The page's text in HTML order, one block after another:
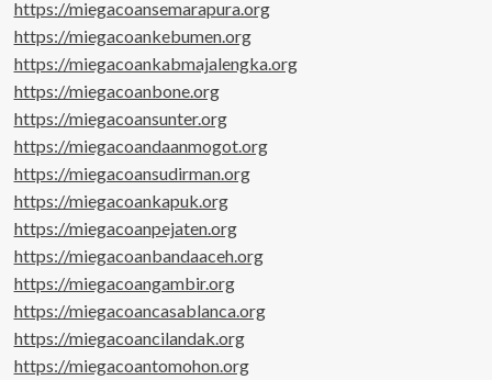
https://miegacoansemarapura.org
https://miegacoankebumen.org
https://miegacoankabmajalengka.org
https://miegacoanbone.org
https://miegacoansunter.org
https://miegacoandaanmogot.org
https://miegacoansudirman.org
https://miegacoankapuk.org
https://miegacoanpejaten.org
https://miegacoanbandaaceh.org
https://miegacoangambir.org
https://miegacoancasablanca.org
https://miegacoancilandak.org
https://miegacoantomohon.org